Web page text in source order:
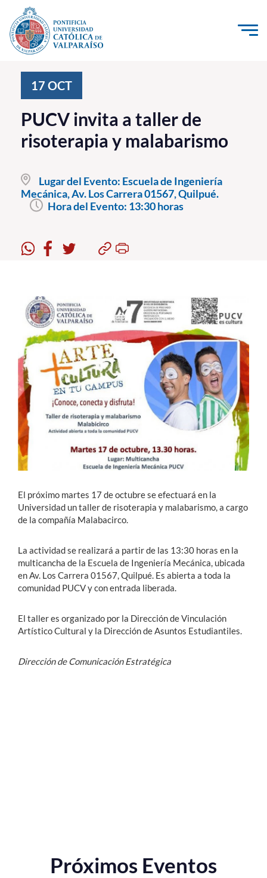
Click acá para ir directamente al contenido
Investigación, Creación e Innovación
PUCV Internacional
Vinculación con el Medio
Admisión
Pregrado
Estudiantes
Académicos
Funcionarios
Alumni
English
17 OCT
PUCV invita a taller de
risoterapia y malabarismo
Lugar del Evento: Escuela de Ingeniería
Mecánica, Av. Los Carrera 01567, Quilpué.
Hora del Evento: 13:30 horas
El próximo martes 17 de octubre se efectuará en la
Universidad un taller de risoterapia y malabarismo, a cargo
de la compañía Malabacirco.
La actividad se realizará a partir de las 13:30 horas en la
multicancha de la Escuela de Ingeniería Mecánica, ubicada
en Av. Los Carrera 01567, Quilpué. Es abierta a toda la
comunidad PUCV y con entrada liberada.
El taller es organizado por la Dirección de Vinculación
Artístico Cultural y la Dirección de Asuntos Estudiantiles.
Dirección de Comunicación Estratégica
Próximos Eventos